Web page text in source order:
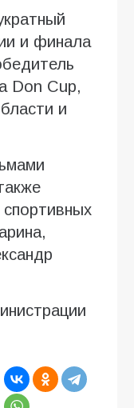
и финала
Don Cup,
и